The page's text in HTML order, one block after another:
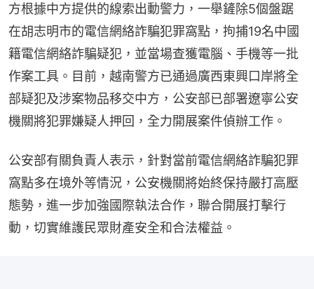
方根據中方提供的線索出動警力，一舉鏟除5個盤踞
在胡志明市的電信網絡詐騙犯罪窩點，拘捕19名中國
籍電信網絡詐騙疑犯，並當場查獲電腦、手機等一批
作案工具。目前，越南警方已通過廣西東興口岸將全
部疑犯及涉案物品移交中方，公安部已部署遼寧公安
機關將犯罪嫌疑人押回，全力開展案件偵辦工作。
公安部有關負責人表示，針對當前電信網絡詐騙犯罪
窩點多在境外等情況，公安機關將始終保持嚴打高壓
態勢，進一步加強國際執法合作，聯合開展打擊行
動，切實維護民眾財產安全和合法權益。